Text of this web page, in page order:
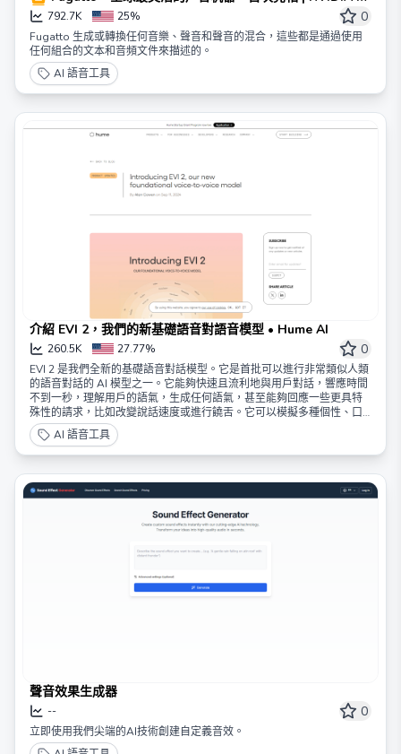
客
792.7K 25% 0
Fugatto 生成或轉換任何音樂、聲音和聲音的混合，這些都是通過使用
任何組合的文本和音頻文件來描述的。
AI 語音工具
介紹 EVI 2，我們的新基礎語音對語音模型 • Hume AI
260.5K 27.77% 0
EVI 2 是我們全新的基礎語音對話模型。它是首批可以進行非常類似人類
的語音對話的 AI 模型之一。它能夠快速且流利地與用戶對話，響應時間
不到一秒，理解用戶的語氣，生成任何語氣，甚至能夠回應一些更具特
殊性的請求，比如改變說話速度或進行饒舌。它可以模擬多種個性、口
音和說話風格，並具備新興的多語言能力。
AI 語音工具
聲音效果生成器
-- 0
立即使用我們尖端的AI技術創建自定義音效。